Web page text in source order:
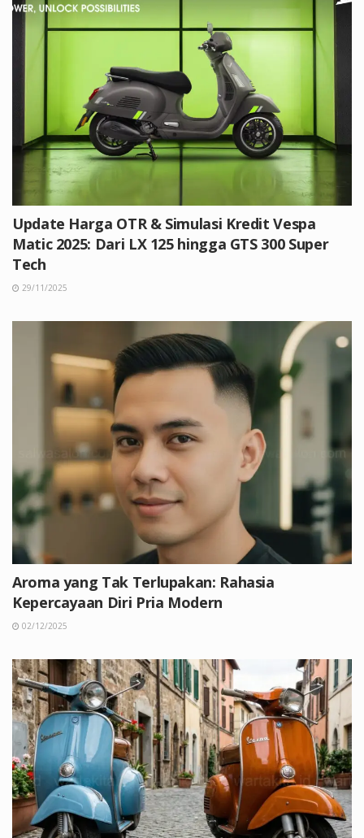
Update Harga OTR & Simulasi Kredit Vespa
Matic 2025: Dari LX 125 hingga GTS 300 Super
Tech
29/11/2025
Aroma yang Tak Terlupakan: Rahasia
Kepercayaan Diri Pria Modern
02/12/2025